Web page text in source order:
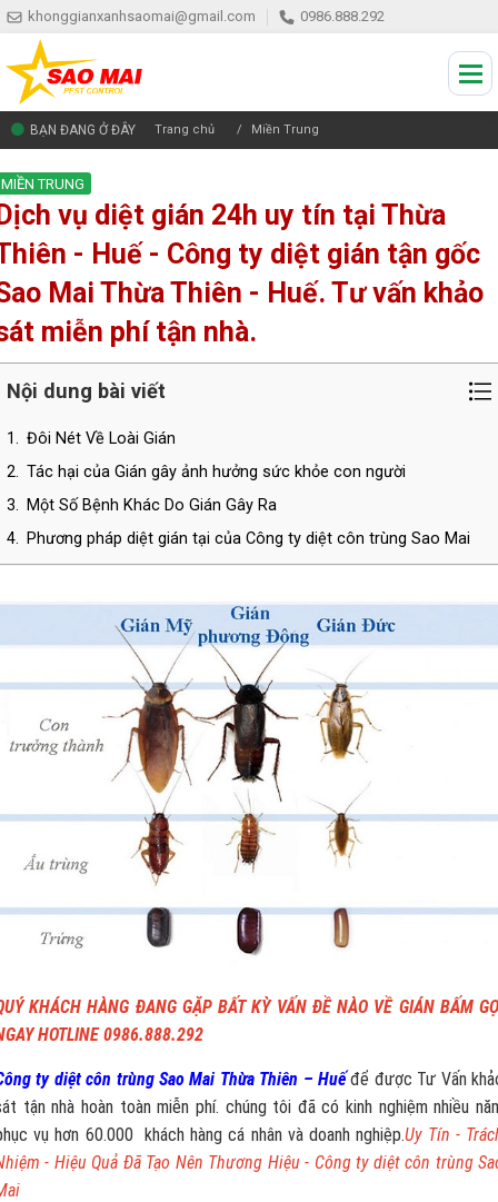
khonggianxanhsaomai@gmail.com 0986.888.292
BẠN ĐANG Ở ĐÂY Trang chủ Miền Trung
MIỀN TRUNG
vụ diệt gián 24h uy tín tại Thừa
- Huế - Công ty diệt gián tận gốc
Mai Thừa Thiên - Huế. Tư vấn khảo
miễn phí tận nhà.
Nội dung bài viết
1. Đôi Nét Về Loài Gián
2. Tác hại của Gián gây ảnh hưởng sức khỏe con người
3. Một Số Bệnh Khác Do Gián Gây Ra
4. Phương pháp diệt gián tại của Công ty diệt côn trùng Sao Mai
KHÁCH HÀNG ĐANG GẶP BẤT KỲ VẤN ĐỀ NÀO VỀ GIÁN BẤM
HOTLINE 0986.888.292
ty diệt côn trùng Sao Mai Thừa Thiên – Huếđể được Tư Vấn
tận nhà hoàn toàn miễn phí. chúng tôi đã có kinh nghiệm nhiều
vụ hơn 60.000 khách hàng cá nhân và doanh nghiệp.Uy Tín -
- Hiệu Quả Đã Tạo Nên Thương Hiệu - Công ty diệt côn trùng